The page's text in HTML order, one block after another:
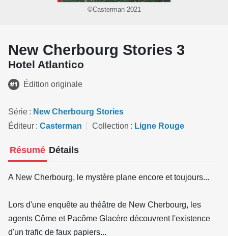
©Casterman 2021
New Cherbourg Stories 3
Hotel Atlantico
Édition originale
Série
New Cherbourg Stories
Éditeur
Casterman Collection Ligne Rouge
Résumé Détails
A New Cherbourg, le mystère plane encore et toujours...
Lors d'une enquête au théâtre de New Cherbourg, les
agents Côme et Pacôme Glacère découvrent l'existence
d'un trafic de faux papiers...